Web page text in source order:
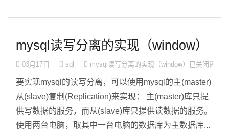
mysql读写分离的实现（window）
03月17日 sql mysql读写分离的实现（window） 已关闭评论
要实现mysql的读写分离，可以使用mysql的主(master)
从(slave)复制(Replication)来实现： 主(master)库只提
供写数据的服务，而从(slave)库只提供读数据的服务。
使用两台电脑，取其中一台电脑的数据库为主数据库...